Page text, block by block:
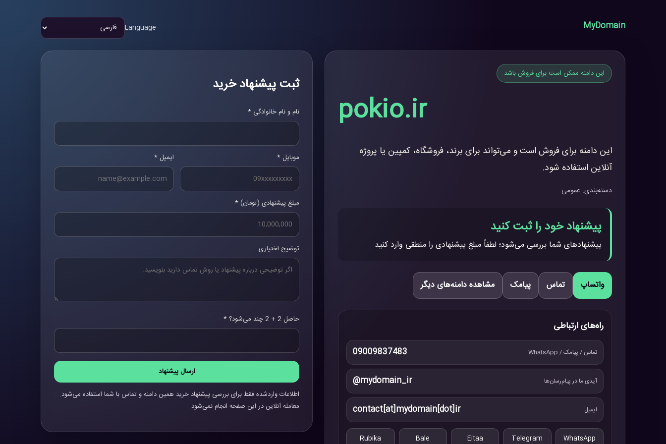
MyDomain
Language
این دامنه ممکن است برای فروش باشد
pokio.ir
این دامنه برای فروش است و می‌تواند برای برند، فروشگاه، کمپین یا پروژه
آنلاین استفاده شود.
دسته‌بندی: عمومی
پیشنهاد خود را ثبت کنید
پیشنهادهای شما بررسی می‌شود؛ لطفاً مبلغ پیشنهادی را منطقی وارد کنید
واتساپ تماس پیامک مشاهده دامنه‌های دیگر
راه‌های ارتباطی
تماس / پیامک / WhatsApp 09009837483
آیدی ما در پیام‌رسان‌ها @mydomain_ir
ایمیل contact[at]mydomain[dot]ir
WhatsApp
Telegram
Eitaa
Bale
Rubika
ثبت پیشنهاد خرید
نام و نام خانوادگی *
موبایل * ایمیل *
مبلغ پیشنهادی (تومان) *
توضیح اختیاری
حاصل 2 + 2 چند می‌شود؟ *
ارسال پیشنهاد
اطلاعات واردشده فقط برای بررسی پیشنهاد خرید همین دامنه و تماس با شما استفاده می‌شود.
معامله آنلاین در این صفحه انجام نمی‌شود.